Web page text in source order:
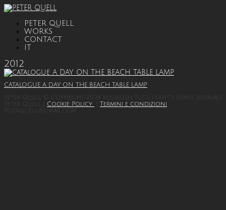
PETER QUELL
WORKS
CONTACT
IT
2012
CATALOGUE A DAY ON THE BEACH TABLE LAMP
Peter Quell © Copyright 2024 kourosh Tutti i diritti sono riservati
Cookie Policy
Termini e condizioni
peterquell@gmail.com